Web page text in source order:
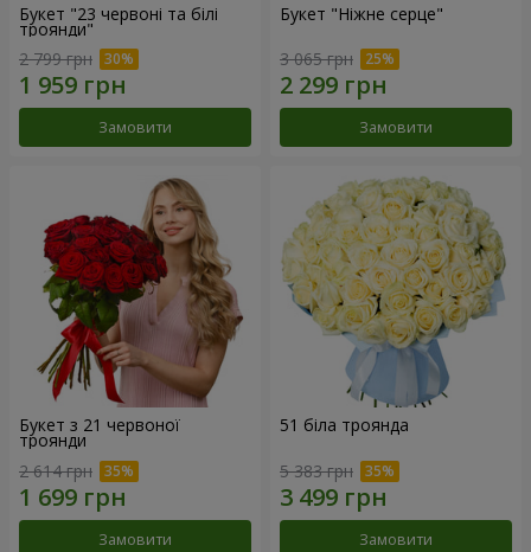
Букет "23 червоні та білі
троянди"
2 799 грн
Замовити
Букет "Ніжне серце"
3 065 грн
Замовити
Букет з 21 червоної
троянди
2 614 грн
Замовити
51 біла троянда
5 383 грн
Замовити